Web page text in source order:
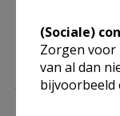
19.00
(Sociale)
Zorgen voor
van al dan
bijvoorbeeld